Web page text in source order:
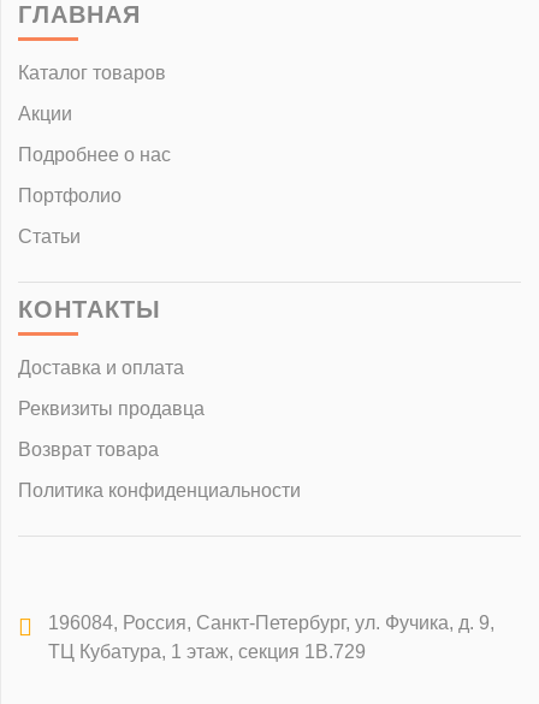
ГЛАВНАЯ
Каталог товаров
Акции
Подробнее о нас
Портфолио
Статьи
КОНТАКТЫ
Доставка и оплата
Реквизиты продавца
Возврат товара
Политика конфиденциальности
196084, Россия, Санкт-Петербург, ул. Фучика, д. 9,
ТЦ Кубатура, 1 этаж, секция 1В.729